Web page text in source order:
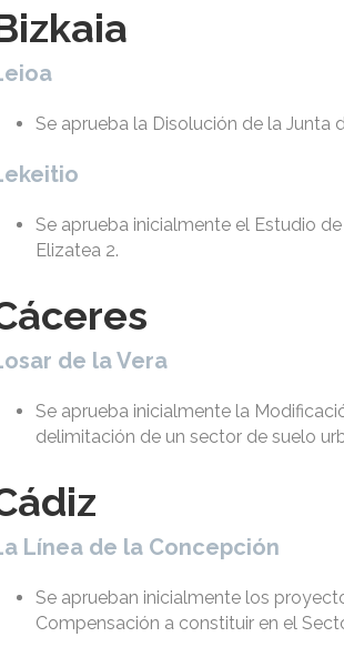
Se aprueba la Disolución de la
Se aprueba inicialmente el Estudio
Elizatea 2.
de la Vera
Se aprueba inicialmente la
delimitación de un sector de suelo
Línea de la Concepción
Se aprueban inicialmente los
Compensación a constituir en el